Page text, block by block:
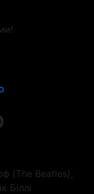
(The Beatles),
Біллі